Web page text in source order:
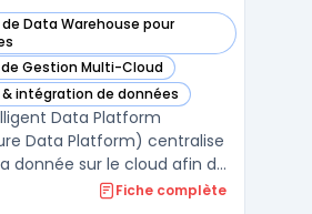
Data Warehouse pour
Intelligent Data Platform (Microsoft
Gestion Multi-Cloud
Intelligent Data Platform (Microsoft
& intégration de données
Intelligent Data Platform (Microsoft
Data Platform
Data Platform) centralise
donnée sur le cloud afin de
des systèmes et
Fiche complète